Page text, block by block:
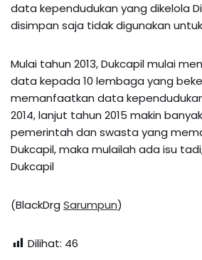
data kependudukan yang dikelola
disimpan saja tidak digunakan
Mulai tahun 2013, Dukcapil mulai
data kepada 10 lembaga yang
memanfaatkan data
2014, lanjut tahun 2015 makin
pemerintah dan swasta yang
Dukcapil, maka mulailah ada isu
Dukcapil
(BlackDrg Sarumpun)
Dilihat: 46